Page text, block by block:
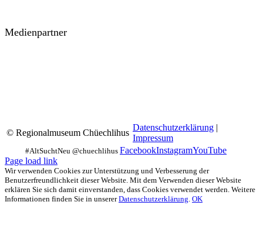
Medienpartner
© Regionalmuseum Chüechlihus
Datenschutzerklärung |
Impressum
FacebookInstagramYouTube
Page load link
Wir verwenden Cookies zur Unterstützung und Verbesserung der
Benutzerfreundlichkeit dieser Website. Mit dem Verwenden dieser Website
erklären Sie sich damit einverstanden, dass Cookies verwendet werden. Weitere
Informationen finden Sie in unsererDatenschutzerklärung OK